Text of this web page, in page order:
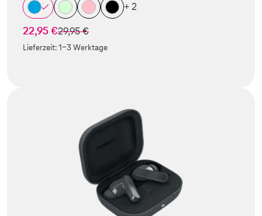
+ 2
22,95 €statt
29,95 €
Lieferzeit:1-3 Werktage